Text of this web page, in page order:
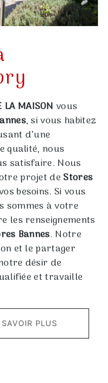
LA MAISON vous
, si vous habitez
d’une
qualité, nous
satisfaire. Nous
projet deStores
besoins. Si vous
sommes à votre
les renseignements
Bannes. Notre
et le partager
désir de
et travaille
PLUS